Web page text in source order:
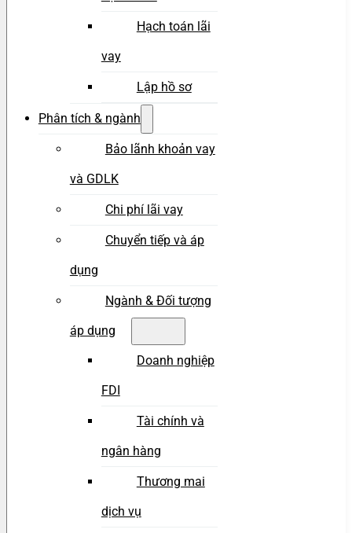
Hạch toán lãi
vay
Lập hồ sơ
Phân tích & ngành
Bảo lãnh khoản vay
và GDLK
Chi phí lãi vay
Chuyển tiếp và áp
dụng
Ngành & Đối tượng
áp dụng
Doanh nghiệp
FDI
Tài chính và
ngân hàng
Thương mai
dịch vụ